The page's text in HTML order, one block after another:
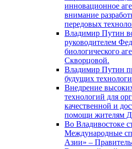
инновационное
внимание
передовых
Владимир Путин
руководителем
биологического
Скворцовой.
Владимир Путин
будущих
Внедрение
технологий для
качественной и
помощи жителям
Во Владивостоке
Международные
Азии» –